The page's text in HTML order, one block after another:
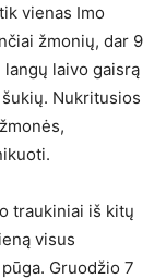
vienas Imo
žmonių, dar 9
laivo gaisrą
Nukritusios
traukiniai iš kitų
visus
Gruodžio 7